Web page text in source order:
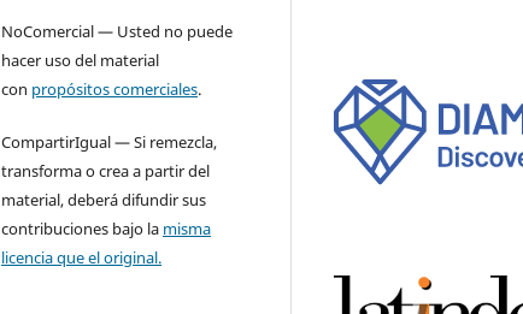
NoComercial — Usted no puede
hacer uso del material
con propósitos comerciales.
CompartirIgual — Si remezcla,
transforma o crea a partir del
material, deberá difundir sus
contribuciones bajo la misma
licencia que el original.